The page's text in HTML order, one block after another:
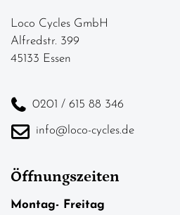
Loco Cycles GmbH
Alfredstr. 399
45133 Essen
0201 / 615 88 346
info@loco-cycles.de
Öffnungszeiten
Montag- Freitag